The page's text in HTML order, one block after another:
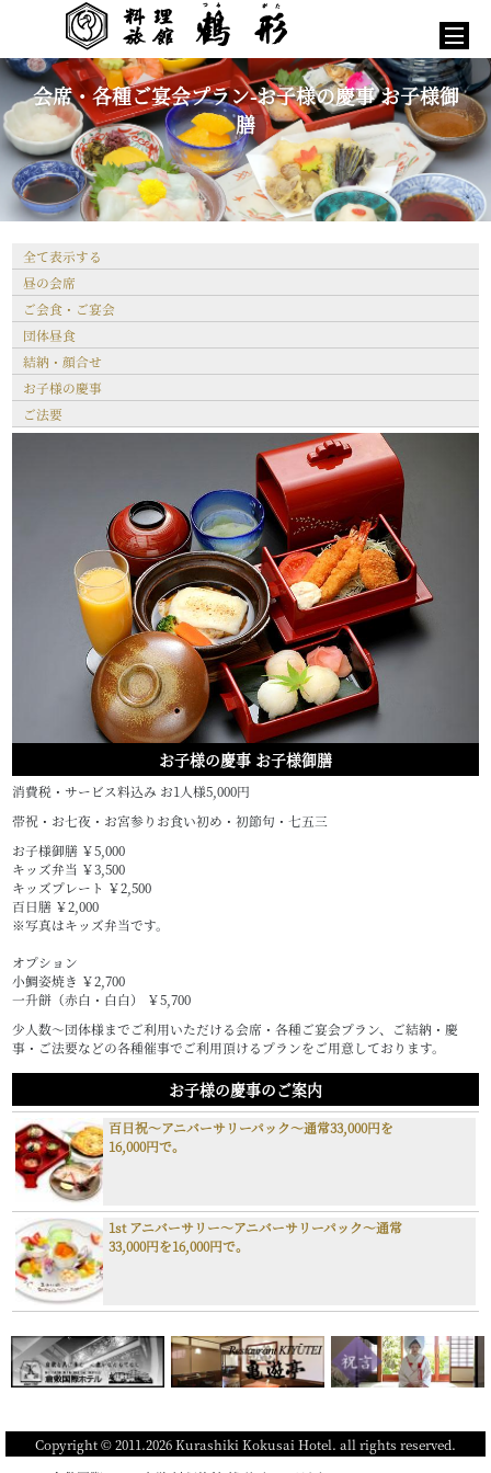
会席・各種ご宴会プラン-お子様の慶事 お子様御
膳
全て表示する
昼の会席
ご会食・ご宴会
団体昼食
結納・顔合せ
お子様の慶事
ご法要
お子様の慶事 お子様御膳
消費税・サービス料込み お1人様5,000円
帯祝・お七夜・お宮参りお食い初め・初節句・七五三
お子様御膳 ￥5,000
キッズ弁当 ￥3,500
キッズプレート ￥2,500
百日膳 ￥2,000
※写真はキッズ弁当です。
オプション
小鯛姿焼き ￥2,700
一升餅（赤白・白白） ￥5,700
少人数～団体様までご利用いただける会席・各種ご宴会プラン、ご結納・慶
事・ご法要などの各種催事でご利用頂けるプランをご用意しております。
お子様の慶事のご案内
百日祝～アニバーサリーパック～通常33,000円を
16,000円で。
1st アニバーサリー～アニバーサリーパック～通常
33,000円を16,000円で。
Copyright © 2011.2026 Kurashiki Kokusai Hotel. all rights reserved.